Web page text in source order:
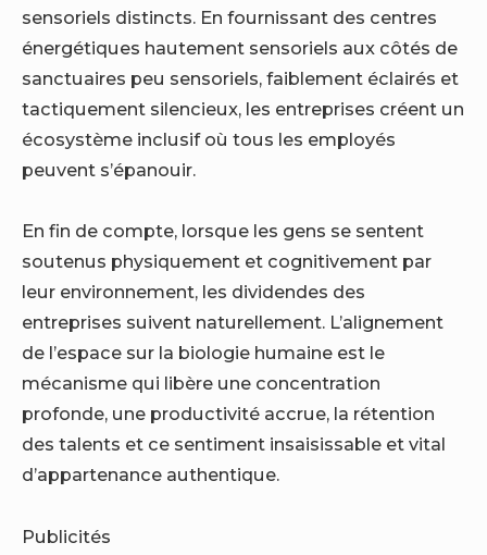
sensoriels distincts. En fournissant des centres
énergétiques hautement sensoriels aux côtés de
sanctuaires peu sensoriels, faiblement éclairés et
tactiquement silencieux, les entreprises créent un
écosystème inclusif où tous les employés
peuvent s’épanouir.
En fin de compte, lorsque les gens se sentent
soutenus physiquement et cognitivement par
leur environnement, les dividendes des
entreprises suivent naturellement. L’alignement
de l’espace sur la biologie humaine est le
mécanisme qui libère une concentration
profonde, une productivité accrue, la rétention
des talents et ce sentiment insaisissable et vital
d’appartenance authentique.
Publicités